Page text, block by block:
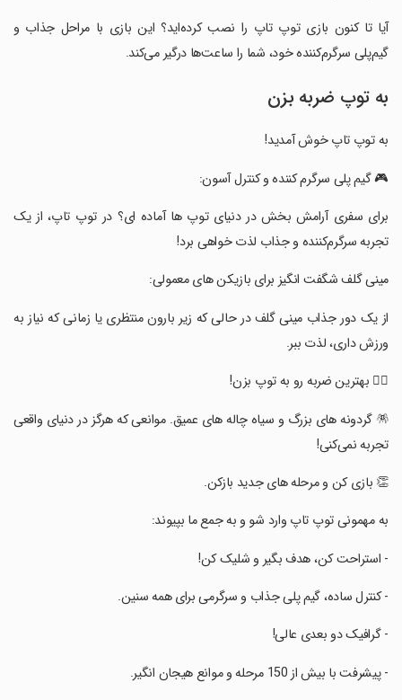
آیا تا کنون بازی ‏‏‏توپ تاپ را نصب کرده‌اید؟ این بازی با مراحل جذاب و
گیم‌پلی سرگرم‌کننده خود، شما را ساعت‌ها درگیر می‌کند.
به توپ ضربه بزن
‏‏‏به توپ تاپ خوش آمدید!
‏‏‏🎮 گیم پلی سرگرم کننده و کنترل آسون:
‏‏‏برای سفری آرامش بخش در دنیای توپ ها آماده‌ ای؟ در توپ تاپ، از یک
تجربه سرگرم‌کننده و جذاب لذت خواهی برد!
‏‏‏مینی گلف شگفت انگیز برای بازیکن های معمولی:
‏‏‏از یک دور جذاب مینی گلف در حالی که زیر بارون منتظری یا زمانی که نیاز به
ورزش داری، لذت ببر.
‏‏‏🏌️‍♀️ بهترین ضربه رو به توپ بزن!
‏‏‏🪅 گردونه های بزرگ و سیاه چاله های عمیق. موانعی که هرگز در دنیای واقعی
تجربه نمی‌کنی!
‏‏‏👏 بازی کن و مرحله های جدید بازکن.
‏‏‏به مهمونی توپ تاپ وارد شو و به جمع ما بپیوند:
‏‏‏- استراحت کن، هدف بگیر و شلیک کن!
‏‏‏- کنترل ساده، گیم پلی جذاب و سرگرمی برای همه سنین.
‏‏‏- گرافیک دو بعدی عالی!
‏‏‏- پیشرفت با بیش از 150 مرحله و موانع هیجان انگیر.